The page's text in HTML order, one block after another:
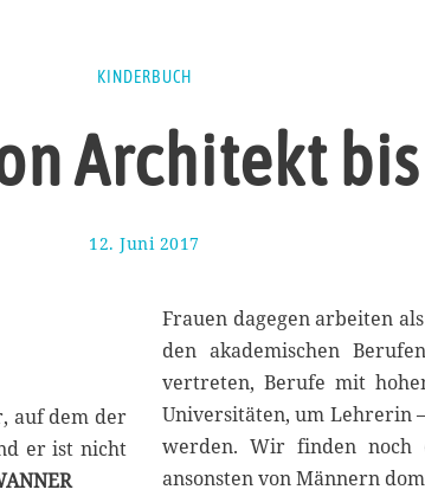
KINDERBUCH
Architekt
12. Juni 2017
A
g
u
s
t
2
0
auf dem der
Frauen dagegen arbeiten
den akademischen
vertreten, Berufe mit
Universitäten, um Lehrerin
werden. Wir finden
ansonsten von Männern